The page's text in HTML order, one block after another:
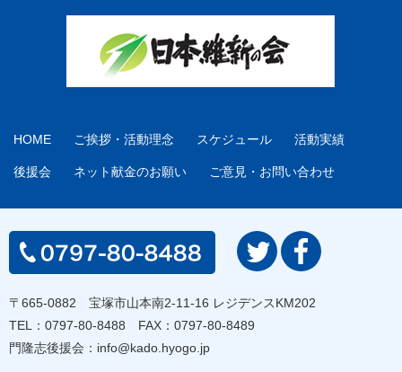
HOME ご挨拶・活動理念 スケジュール 活動実績
後援会 ネット献金のお願い ご意見・お問い合わせ
〒665-0882 宝塚市山本南2-11-16 レジデンスKM202
TEL： 0797-80-8488 FAX：0797-80-8489
門隆志後援会： info@kado.hyogo.jp